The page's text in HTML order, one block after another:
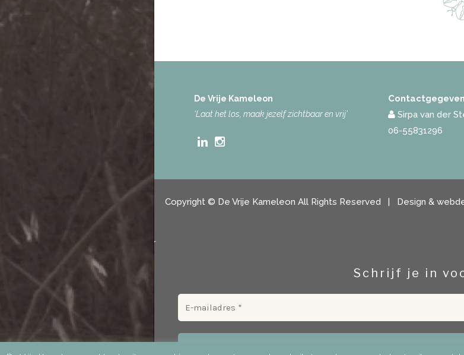
De Vrije Kameleon
‘Laat het los, maak jezelf zichtbaar en vrij’
Sirpa van der
06-55831296
Copyright © De Vrije Kameleon All Rights Reserved | Design &
Schrijf je in